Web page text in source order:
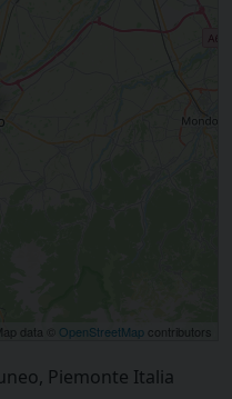
data © OpenStreetMap contributors
Piemonte Italia